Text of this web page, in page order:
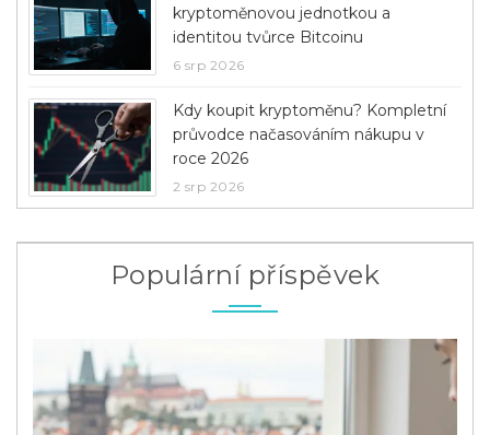
kryptoměnovou jednotkou a
identitou tvůrce Bitcoinu
6 srp 2026
Kdy koupit kryptoměnu? Kompletní
průvodce načasováním nákupu v
roce 2026
2 srp 2026
Populární příspěvek